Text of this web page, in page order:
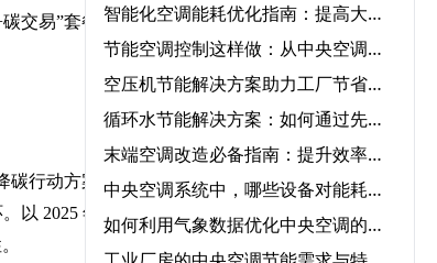
交易”套餐，帮
碳行动方案》细
以 2025 年为
智能化空调能耗优化指南：提高大型中央空调运行效率的必知方法‌
节能空调控制这样做：从中央空调全系统改造到智能能耗管理
空压机节能解决方案助力工厂节省能源成本‌
循环水节能解决方案：如何通过先进设备节省能源成本？‌
末端空调改造必备指南：提升效率、节能环保一步到位‌
中央空调系统中，哪些设备对能耗影响最大？‌
如何利用气象数据优化中央空调的节能运行控制‌